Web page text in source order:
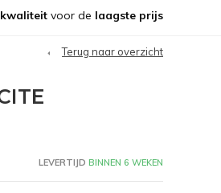
voor de laagste prijs
Terug naar overzicht
LEVERTIJD BINNEN 6 WEKEN